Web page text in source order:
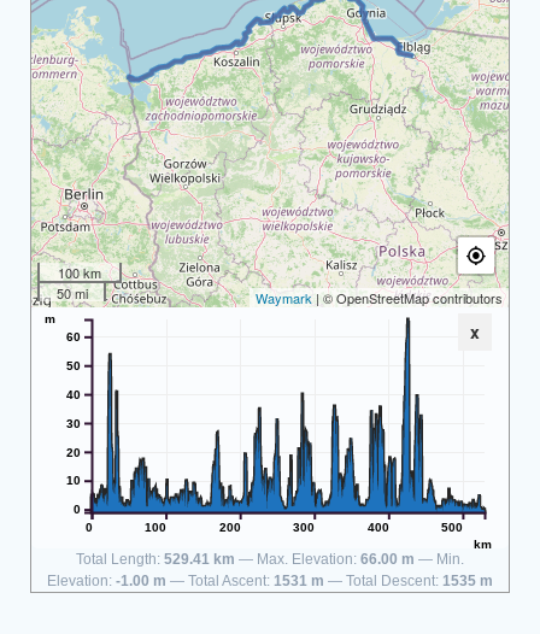
100 km
50 mi
Waymark | © OpenStreetMap contributors
x
0 100 200 300 400 500
km
0
10
20
30
40
50
60
m
Total Length: 529.41 km Max. Elevation: 66.00 m
Min.
Elevation: -1.00 m Total Ascent: 1531 m Total Descent: 1535 m